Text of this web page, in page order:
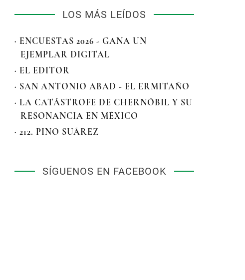
LOS MÁS LEÍDOS
· ENCUESTAS 2026 - GANA UN
EJEMPLAR DIGITAL
· EL EDITOR
· SAN ANTONIO ABAD - EL ERMITAÑO
· LA CATÁSTROFE DE CHERNÓBIL Y SU
RESONANCIA EN MÉXICO
· 212. PINO SUÁREZ
SÍGUENOS EN FACEBOOK